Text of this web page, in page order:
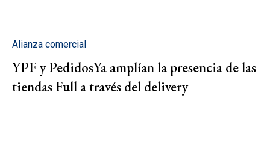
Alianza comercial
YPF y PedidosYa amplían la presencia de las
tiendas Full a través del delivery